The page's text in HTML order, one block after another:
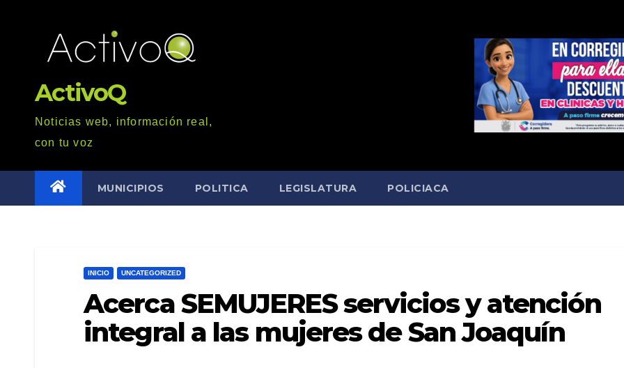
ActivoQ
Noticias web, información real,
con tu voz
MUNICIPIOS POLITICA LEGISLATURA POLICIACA
INICIO UNCATEGORIZED
Acerca SEMUJERES servicios y atención
integral a las mujeres de San Joaquín